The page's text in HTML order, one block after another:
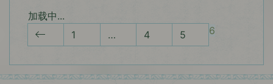
加载中...
1
… 4 5 6